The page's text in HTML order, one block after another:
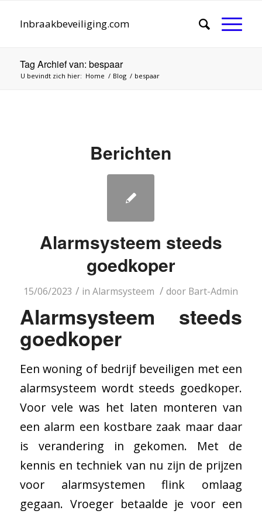
Inbraakbeveiliging.com
Tag Archief van: bespaar
U bevindt zich hier: Home / Blog / bespaar
Berichten
Alarmsysteem steeds
goedkoper
15/06/2023 / inAlarmsysteem / door Bart-Admin
Alarmsysteem steeds
goedkoper
Een woning of bedrijf beveiligen met een
alarmsysteem wordt steeds goedkoper.
Voor vele was het laten monteren van
een alarm een kostbare zaak maar daar
is verandering in gekomen. Met de
kennis en techniek van nu zijn de prijzen
voor alarmsystemen flink omlaag
gegaan. Vroeger betaalde je voor een